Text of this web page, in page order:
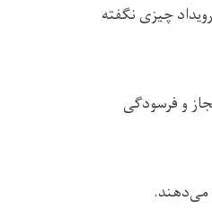
چیزی نگفته
و فرسود‌گی
می‌دهند.